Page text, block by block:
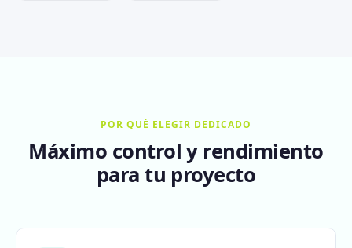
POR QUÉ ELEGIR DEDICADO
Máximo control y rendimiento
para tu proyecto